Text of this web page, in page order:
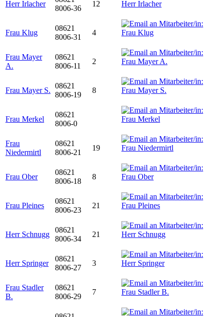
Herr Irlacher
8006-36
12
Frau Klug
08621
8006-31
4
Frau Mayer
A.
08621
8006-11
2
Frau Mayer S.
08621
8006-19
8
Frau Merkel
08621
8006-0
Frau
Niedermirtl
08621
8006-21
19
Frau Ober
08621
8006-18
8
Frau Pleines
08621
8006-23
21
Herr Schnugg
08621
8006-34
21
Herr Springer
08621
8006-27
3
Frau Stadler
B.
08621
8006-29
7